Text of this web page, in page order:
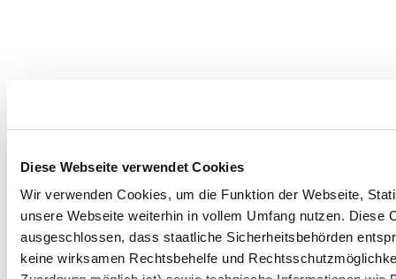
Diese Webseite verwendet Cookies
Wir verwenden Cookies, um die Funktion der Webseite,
unsere Webseite weiterhin in vollem Umfang nutzen.
ausgeschlossen, dass staatliche Sicherheitsbehörden
keine wirksamen Rechtsbehelfe und